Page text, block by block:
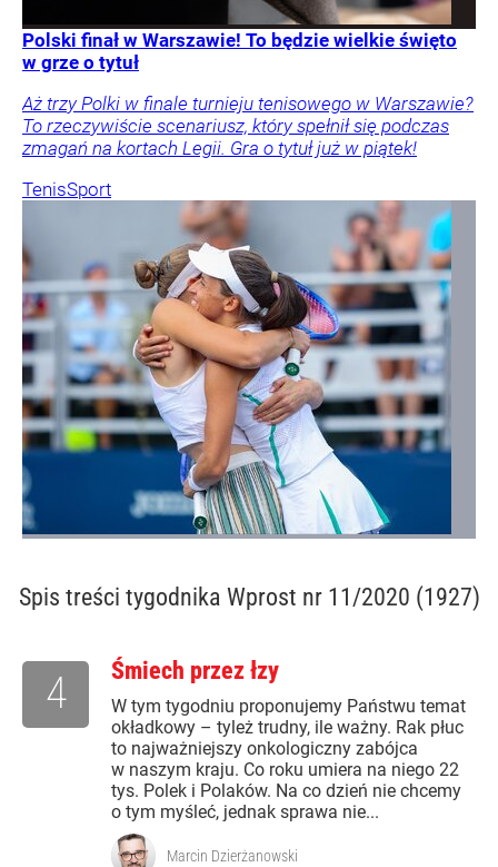
Polski finał w Warszawie! To będzie wielkie święto
w grze o tytuł
Aż trzy Polki w finale turnieju tenisowego w Warszawie?
To rzeczywiście scenariusz, który spełnił się podczas
zmagań na kortach Legii. Gra o tytuł już w piątek!
TenisSport
Spis treści tygodnika Wprost nr 11/2020 (1927)
Śmiech przez łzy
W tym tygodniu proponujemy Państwu temat
okładkowy – tyleż trudny, ile ważny. Rak płuc
to najważniejszy onkologiczny zabójca
w naszym kraju. Co roku umiera na niego 22
tys. Polek i Polaków. Na co dzień nie chcemy
o tym myśleć, jednak sprawa nie...
4
Marcin Dzierżanowski